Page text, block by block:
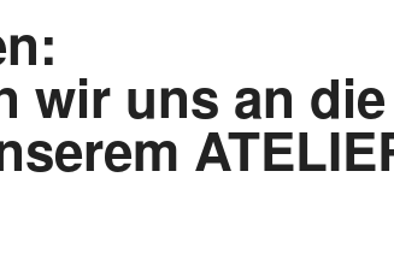
wir uns an die